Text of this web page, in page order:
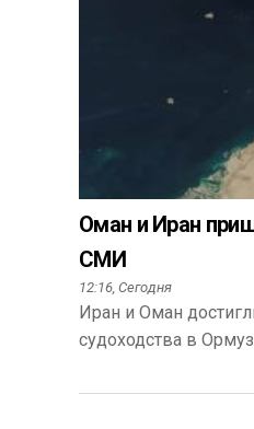
Оман и Иран
СМИ
12:16, Сегодня
Иран и Оман
судоходства в